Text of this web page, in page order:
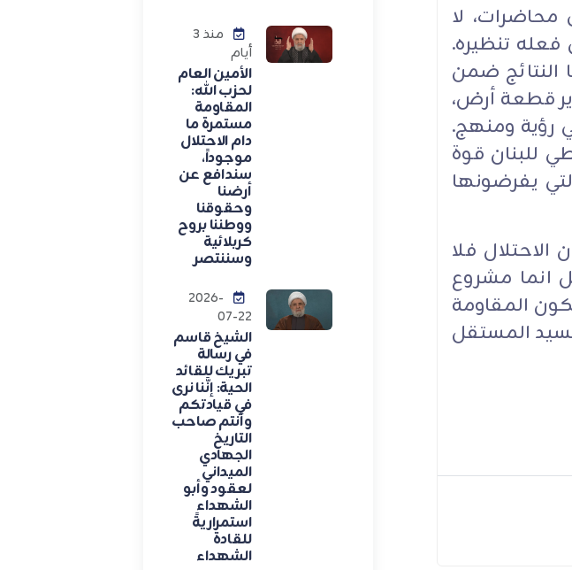
لا
تنظيره.
النتائج ضمن
قطعة أرض،
رؤية ومنهج.
للبنان قوة
يفرضونها
فلا
انما مشروع
المقاومة
المستقل
منذ 3
أيام
الأمين العام
لحزب الله:
المقاومة
مستمرة ما
دام الاحتلال
موجوداً،
سندافع عن
أرضنا
وحقوقنا
ووطننا بروح
كربلائية
وسننتصر
2026-
07-22
الشيخ قاسم
في رسالة
تبريك للقائد
الحية: إنَّنا نرى
في قيادتكم
وأنتم صاحب
التاريخ
الجهادي
الميداني
لعقود وأبو
الشهداء
استمراريةً
للقادة
الشهداء